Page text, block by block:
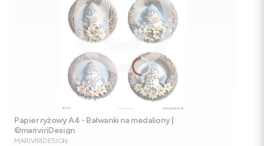
Papier ryżowy A4 - Bałwanki na medaliony |
©mariviriDesign
PRODUCENT
MARIVIRIDESIGN